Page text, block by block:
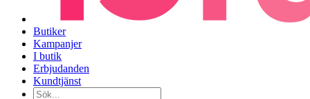
Butiker
Kampanjer
I butik
Erbjudanden
Kundtjänst
Sök...